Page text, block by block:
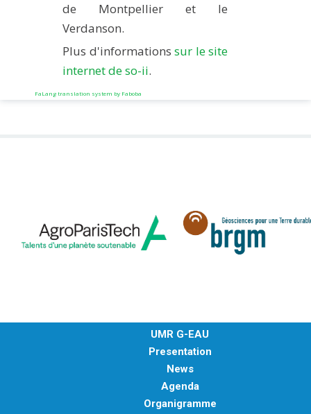
de Montpellier et le
Verdanson.
Plus d'informations sur le site
internet de so-ii.
FaLang translation system by Faboba
UMR G-EAU
Presentation
News
Agenda
Organigramme